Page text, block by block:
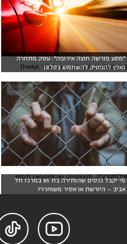
"מסע פורשה חוצה אירופה": עסק מתחרה
נאלץ להפסיק להשתמש בסלוגן
[אילוסטרציה חיצונית: hxdyl, 123rf.com]
מי יקבל נכסים שהותירה בת 85 במרכז תל
אביב – היורשת או אסיר משוחרר?
אילוסטרציה: Mitch Lensink on Unsplash

